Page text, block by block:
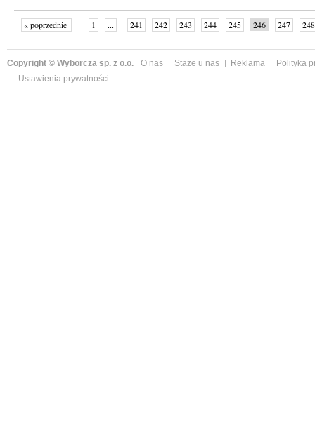
« poprzednie 1 ... 241 242 243 244 245 246 247
248
Copyright © Wyborcza sp. z o.o. O nas Staże u nas Reklama
Polityka
Ustawienia prywatności